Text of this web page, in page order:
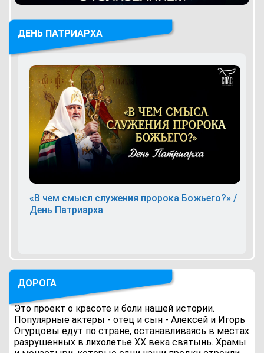
ДЕНЬ ПАТРИАРХА
«В чем смысл служения пророка Божьего?» /
День Патриарха
ДОРОГА
Это проект о красоте и боли нашей истории.
Популярные актеры - отец и сын - Алексей и Игорь
Огурцовы едут по стране, останавливаясь в местах
разрушенных в лихолетье ХХ века святынь. Храмы